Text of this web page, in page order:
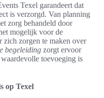
Texel garandeert dat
is verzorgd. Van planning
zorg behandeld door
mogelijk voor de
zich zorgen te maken over
begeleiding zorgt ervoor
toevoeging is
op Texel